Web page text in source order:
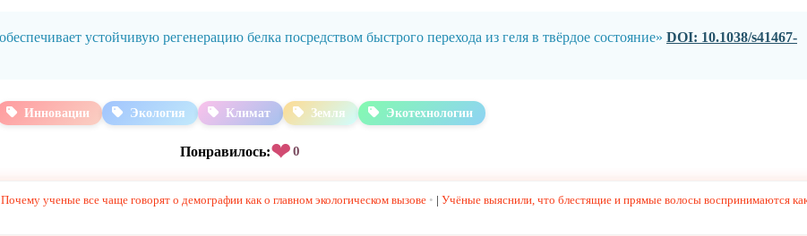
устойчивую регенерацию белка посредством быстрого перехода из геля в твёрдое состояние» DOI: 10.1038/s41467-
Инновации Экология Климат Земля Экотехнологии
Понравилось:❤0
ученые все чаще говорят о демографии как о главном экологическом вызове | Учёные выяснили, что блестящие и прямые волосы воспринимаются